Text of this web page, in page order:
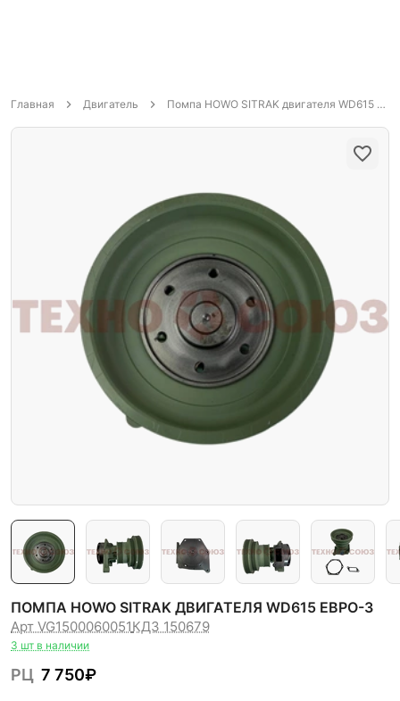
Главная Двигатель Помпа HOWO SITRAK двигателя WD615 Евро-3
ПОМПА HOWO SITRAK ДВИГАТЕЛЯ WD615 ЕВРО-3
Арт VG1500060051КДЗ 150679
3 шт в наличии
РЦ 7 750₽